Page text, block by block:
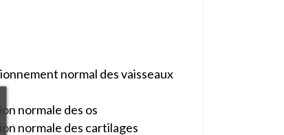
normal des vaisseaux
normale des os
normale des cartilages